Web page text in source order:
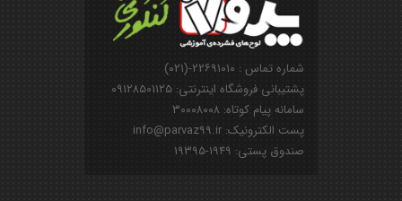
شماره تماس : ۲۲۶۹۱۰۱۰-(۰۲۱)
پشتیبانی فروشگاه اینترنتی: ۰۹۱۲۸۵۰۱۱۲۵
سامانه پیام کوتاه: ۳۰۰۰۸۰۰۸
پست الکترونیک: info@parvaz99.ir
صندوق پستی: ۱۹۴۹-۱۹۳۹۵